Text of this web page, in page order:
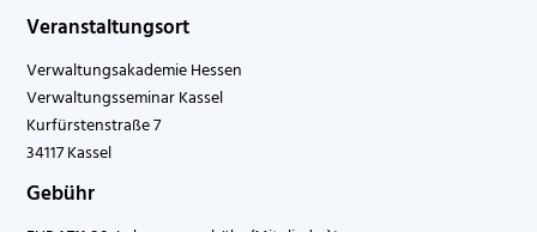
Veranstaltungsort
Verwaltungsakademie Hessen
Verwaltungsseminar Kassel
Kurfürstenstraße 7
34117 Kassel
Gebühr